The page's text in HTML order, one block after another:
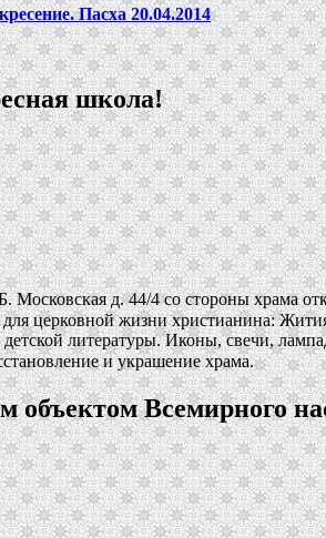
Пасха 20.04.2014
школа!
д. 44/4 со стороны храма
церковной жизни христианина:
литературы. Иконы, свечи,
и украшение храма.
объектом Всемирного